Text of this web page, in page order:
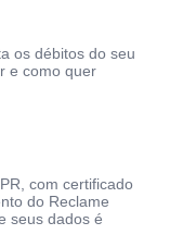
os débitos do seu
e como quer
com certificado
do Reclame
seus dados é